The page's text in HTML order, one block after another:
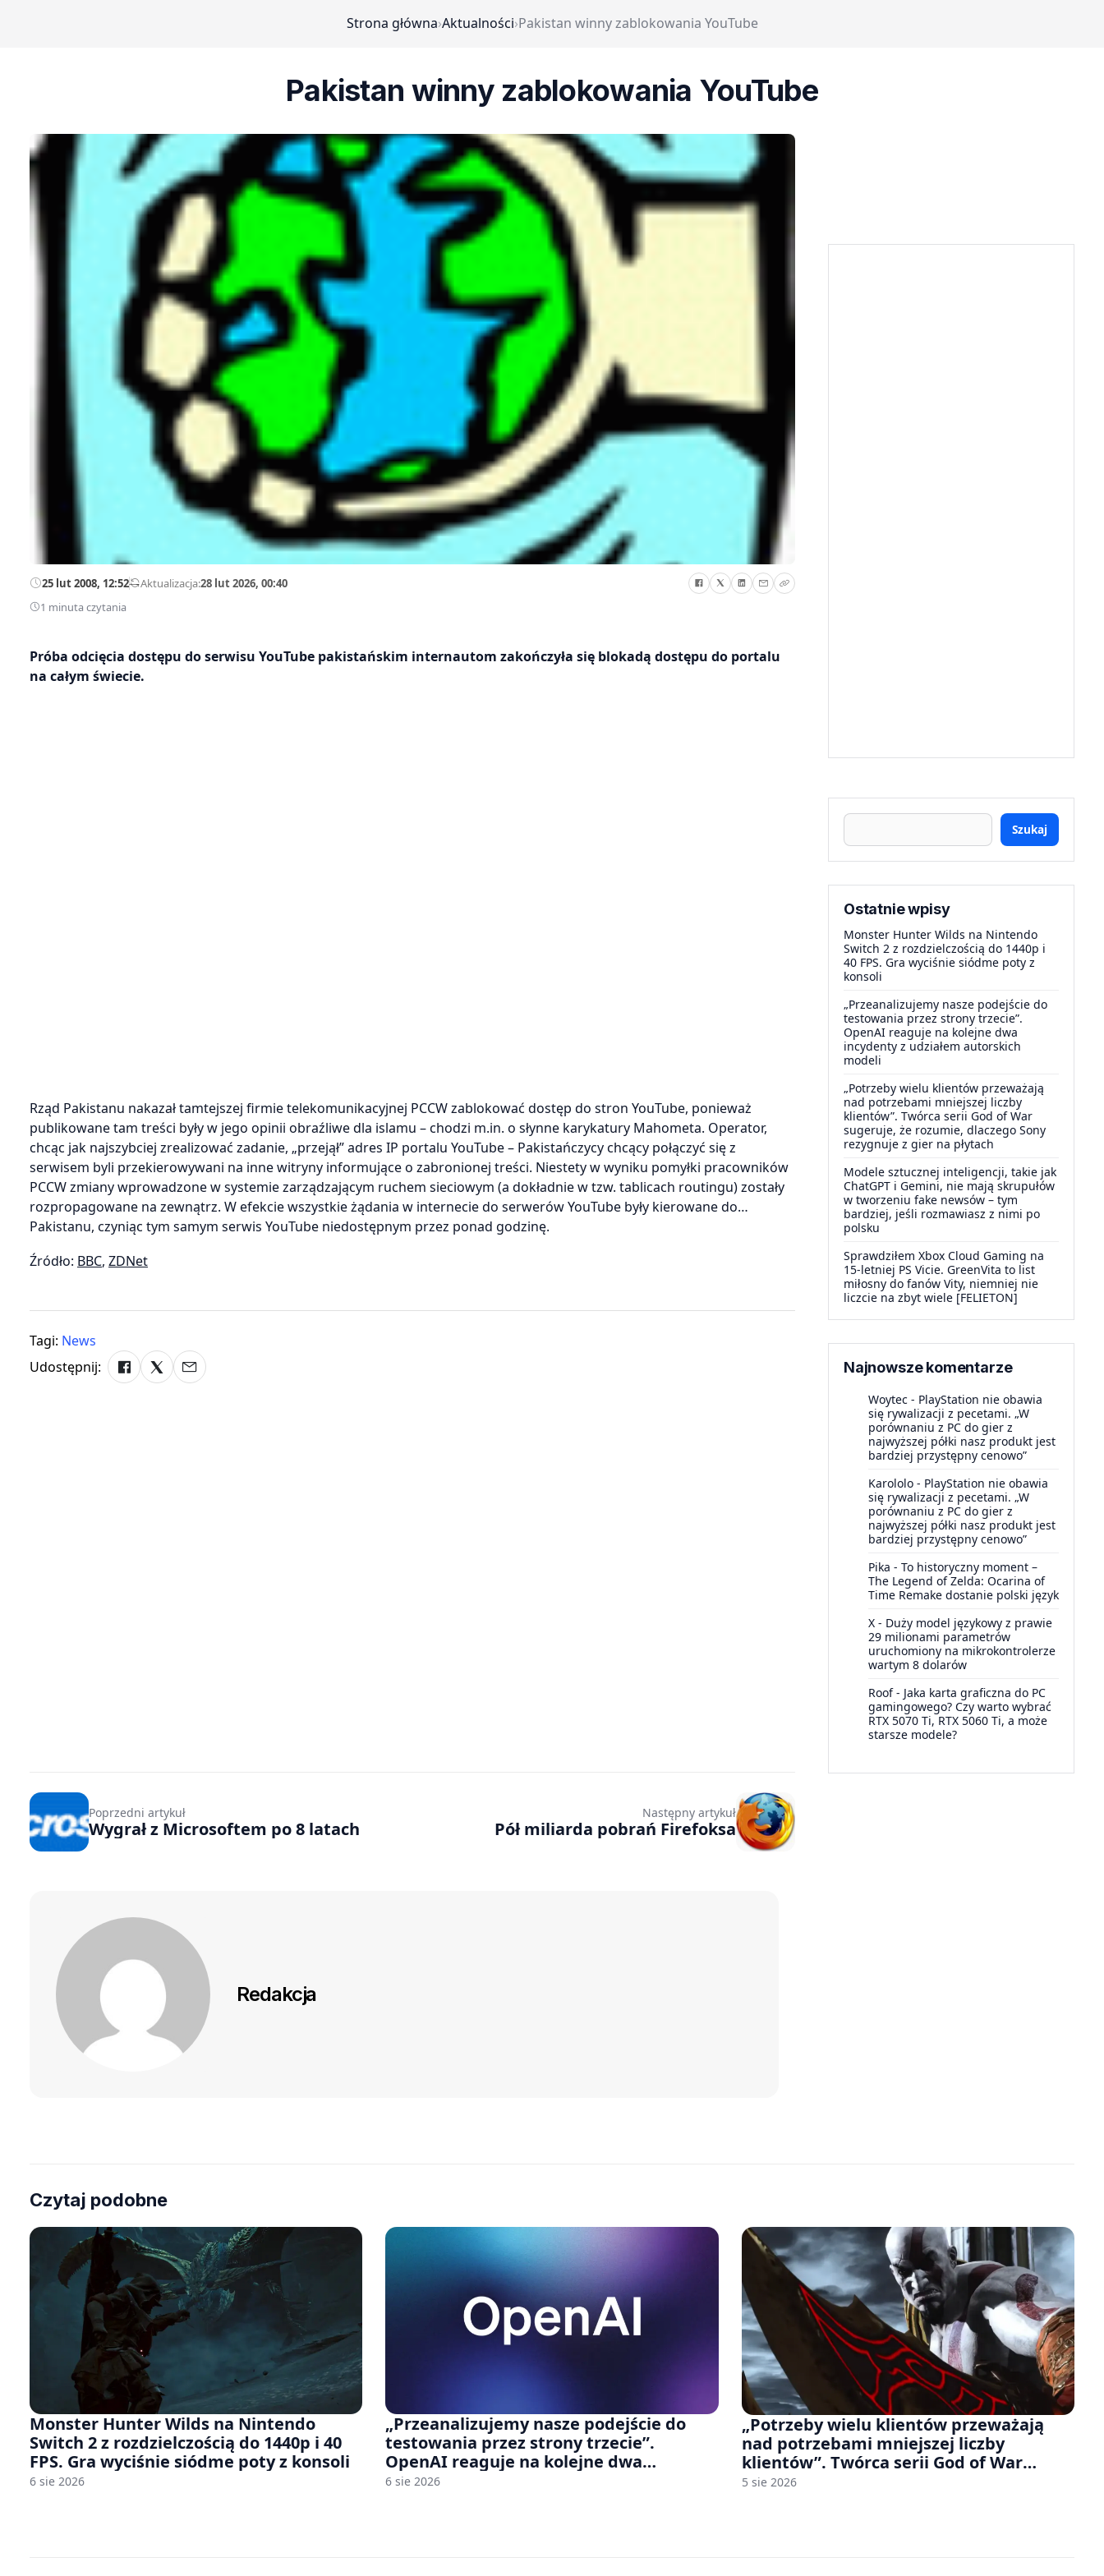
Strona główna›Aktualności›Pakistan winny zablokowania YouTube
Pakistan winny zablokowania YouTube
25 lut 2008, 12:52—Aktualizacja:28 lut 2026, 00:40
1 minuta czytania
Próba odcięcia dostępu do serwisu YouTube pakistańskim internautom zakończyła się blokadą dostępu do portalu
na całym świecie.
Rząd Pakistanu nakazał tamtejszej firmie telekomunikacyjnej PCCW zablokować dostęp do stron YouTube, ponieważ
publikowane tam treści były w jego opinii obraźliwe dla islamu – chodzi m.in. o słynne karykatury Mahometa. Operator,
chcąc jak najszybciej zrealizować zadanie, „przejął” adres IP portalu YouTube – Pakistańczycy chcący połączyć się z
serwisem byli przekierowywani na inne witryny informujące o zabronionej treści. Niestety w wyniku pomyłki pracowników
PCCW zmiany wprowadzone w systemie zarządzającym ruchem sieciowym (a dokładnie w tzw. tablicach routingu) zostały
rozpropagowane na zewnątrz. W efekcie wszystkie żądania w internecie do serwerów YouTube były kierowane do…
Pakistanu, czyniąc tym samym serwis YouTube niedostępnym przez ponad godzinę.
Źródło: BBC, ZDNet
Tagi: News
Udostępnij:
Szukaj
Ostatnie wpisy
Monster Hunter Wilds na Nintendo
Switch 2 z rozdzielczością do 1440p i
40 FPS. Gra wyciśnie siódme poty z
konsoli
„Przeanalizujemy nasze podejście do
testowania przez strony trzecie”.
OpenAI reaguje na kolejne dwa
incydenty z udziałem autorskich
modeli
„Potrzeby wielu klientów przeważają
nad potrzebami mniejszej liczby
klientów”. Twórca serii God of War
sugeruje, że rozumie, dlaczego Sony
rezygnuje z gier na płytach
Modele sztucznej inteligencji, takie jak
ChatGPT i Gemini, nie mają skrupułów
w tworzeniu fake newsów – tym
bardziej, jeśli rozmawiasz z nimi po
polsku
Sprawdziłem Xbox Cloud Gaming na
15-letniej PS Vicie. GreenVita to list
miłosny do fanów Vity, niemniej nie
liczcie na zbyt wiele [FELIETON]
Najnowsze komentarze
Woytec - PlayStation nie obawia
się rywalizacji z pecetami. „W
porównaniu z PC do gier z
najwyższej półki nasz produkt jest
bardziej przystępny cenowo”
Karololo - PlayStation nie obawia
się rywalizacji z pecetami. „W
porównaniu z PC do gier z
najwyższej półki nasz produkt jest
bardziej przystępny cenowo”
Pika - To historyczny moment –
The Legend of Zelda: Ocarina of
Time Remake dostanie polski język
X - Duży model językowy z prawie
29 milionami parametrów
uruchomiony na mikrokontrolerze
wartym 8 dolarów
Roof- Jaka karta graficzna do PC
gamingowego? Czy warto wybrać
RTX 5070 Ti, RTX 5060 Ti, a może
starsze modele?
Poprzedni artykuł
Wygrał z Microsoftem po 8 latach
Następny artykuł
Pół miliarda pobrań Firefoksa
Redakcja
Czytaj podobne
Monster Hunter Wilds na Nintendo
Switch 2 z rozdzielczością do 1440p i 40
FPS. Gra wyciśnie siódme poty z konsoli
6 sie 2026
„Przeanalizujemy nasze podejście do
testowania przez strony trzecie”.
OpenAI reaguje na kolejne dwa
incydenty z udziałem autorskich modeli
6 sie 2026
„Potrzeby wielu klientów przeważają
nad potrzebami mniejszej liczby
klientów”. Twórca serii God of War
sugeruje, że rozumie, dlaczego Sony
5 sie 2026